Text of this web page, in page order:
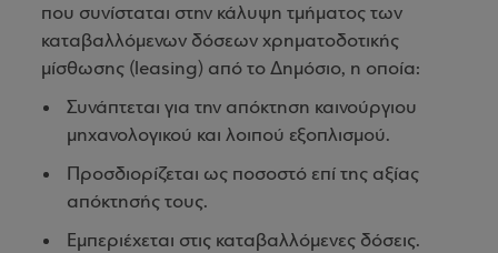
που συνίσταται στην κάλυψη τμήματος των
καταβαλλόμενων δόσεων χρηματοδοτικής
μίσθωσης (leasing) από το Δημόσιο, η οποία:
Συνάπτεται για την απόκτηση καινούργιου
μηχανολογικού και λοιπού εξοπλισμού.
Προσδιορίζεται ως ποσοστό επί της αξίας
απόκτησής τους.
Εμπεριέχεται στις καταβαλλόμενες δόσεις.